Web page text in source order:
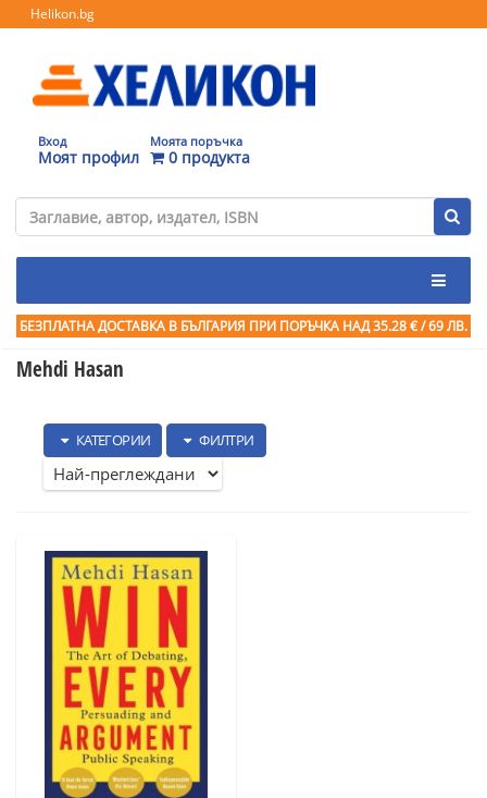
Helikon.bg
Вход
Моят профил
Моята поръчка
0 продукта
БЕЗПЛАТНА ДОСТАВКА В БЪЛГАРИЯ ПРИ ПОРЪЧКА НАД 35.28 € / 69 ЛВ.
Mehdi Hasan
КАТЕГОРИИ ФИЛТРИ